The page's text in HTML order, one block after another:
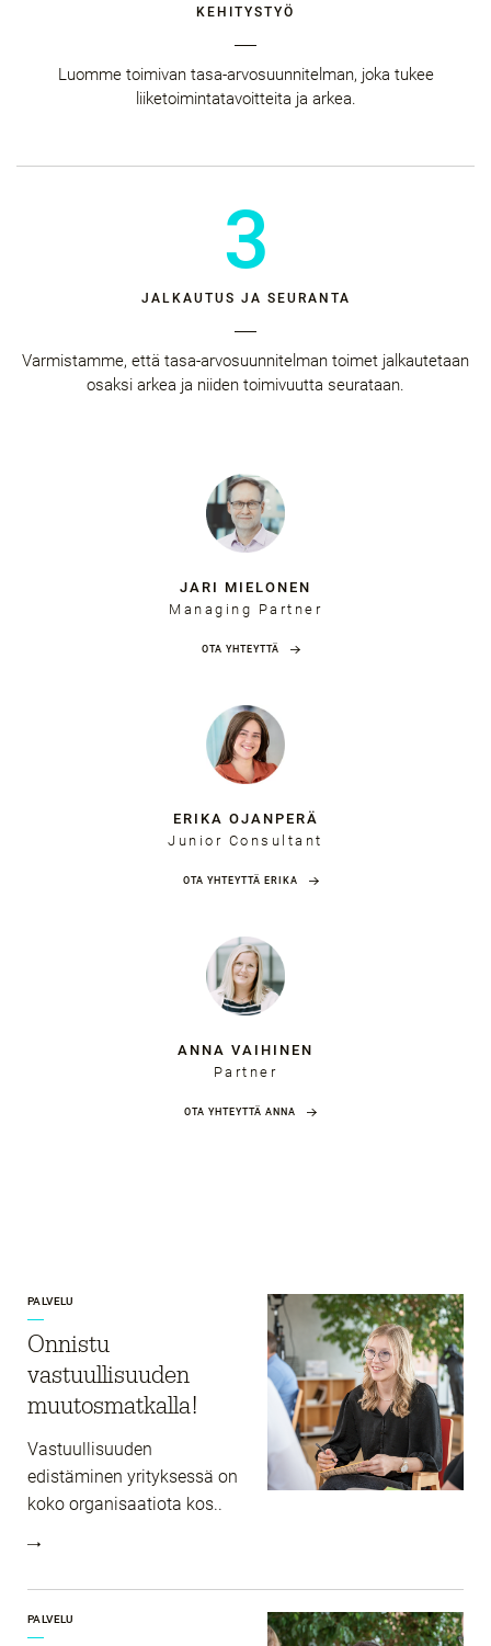
KEHITYSTYÖ
Luomme toimivan tasa-arvosuunnitelman, joka tukee
liiketoimintatavoitteita ja arkea.
3
JALKAUTUS JA SEURANTA
Varmistamme, että tasa-arvosuunnitelman toimet jalkautetaan
osaksi arkea ja niiden toimivuutta seurataan.
JARI MIELONEN
Managing Partner
OTA YHTEYTTÄ
ERIKA OJANPERÄ
Junior Consultant
OTA YHTEYTTÄ ERIKA
ANNA VAIHINEN
Partner
OTA YHTEYTTÄ ANNA
PALVELU
Onnistu
vastuullisuuden
muutosmatkalla!
Vastuullisuuden
edistäminen yrityksessä on
koko organisaatiota kos..
PALVELU